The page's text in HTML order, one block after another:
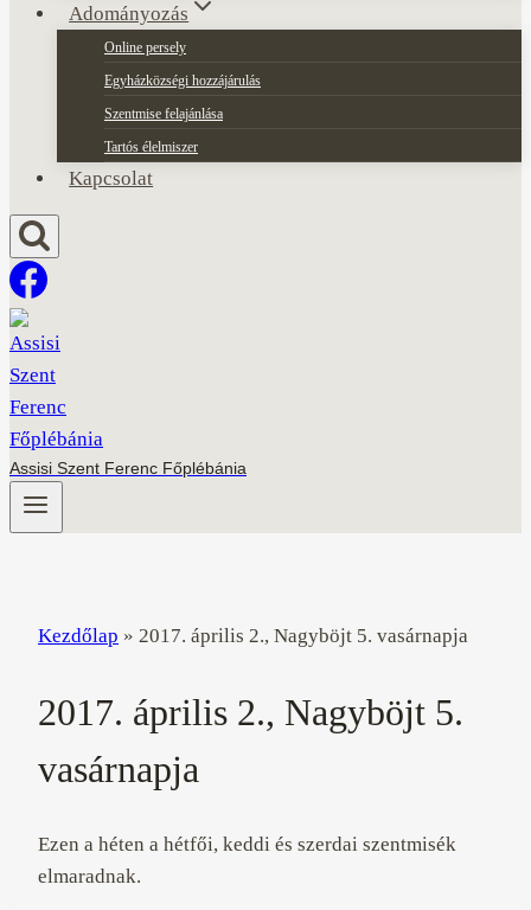
Adományozás
Online persely
Egyházközségi hozzájárulás
Szentmise felajánlása
Tartós élelmiszer
Kapcsolat
Assisi Szent Ferenc Főplébánia
Kezdőlap » 2017. április 2., Nagyböjt 5. vasárnapja
2017. április 2., Nagyböjt 5.
vasárnapja
Ezen a héten a hétfői, keddi és szerdai szentmisék
elmaradnak.